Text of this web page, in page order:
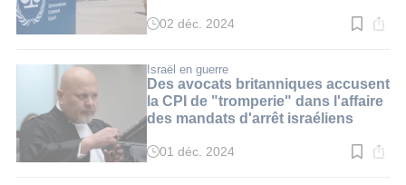
Temps
:
5
min.
02 déc. 2024
Israël en guerre
Des avocats britanniques accusent
la CPI de "tromperie" dans l'affaire
des mandats d'arrêt israéliens
Temps
01 déc. 2024